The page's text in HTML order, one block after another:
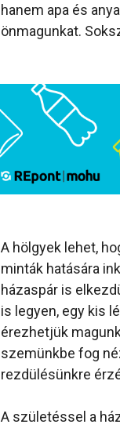
hanem apa és
önmagunkat.
A hölgyek lehet,
minták hatására
házaspár is
is legyen, egy kis
érezhetjük
szemünkbe fog
rezdülésünkre
A születéssel a